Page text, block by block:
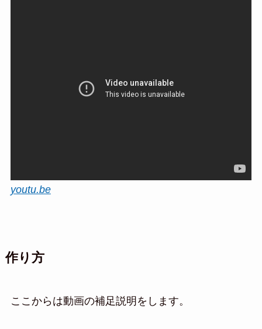
youtu.be
作り方
ここからは動画の補足説明をします。